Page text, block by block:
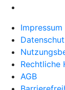
Impressum
Rechtliche
AGB